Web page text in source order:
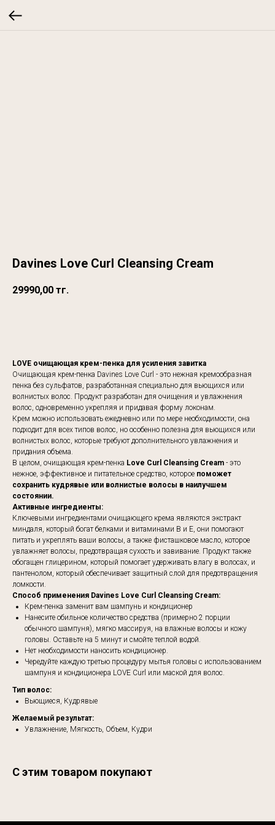
Davines Love Curl Cleansing Cream
29990,00 тг.
LOVE очищающая крем-пенка для усиления завитка
Очищающая крем-пенка Davines Love Curl - это нежная кремообразная
пенка без сульфатов, разработанная специально для вьющихся или
волнистых волос. Продукт разработан для очищения и увлажнения
волос, одновременно укрепляя и придавая форму локонам.
Крем можно использовать ежедневно или по мере необходимости, она
подходит для всех типов волос, но особенно полезна для вьющихся или
волнистых волос, которые требуют дополнительного увлажнения и
придания объема.
В целом, очищающая крем-пенка Love Curl Cleansing Cream - это
нежное, эффективное и питательное средство, которое поможет
сохранить кудрявые или волнистые волосы в наилучшем
состоянии.
Активные ингредиенты:
Ключевыми ингредиентами очищающего крема являются экстракт
миндаля, который богат белками и витаминами B и E, они помогают
питать и укреплять ваши волосы, а также фисташковое масло, которое
увлажняет волосы, предотвращая сухость и завивание. Продукт также
обогащен глицерином, который помогает удерживать влагу в волосах, и
пантенолом, который обеспечивает защитный слой для предотвращения
ломкости.
Способ применения Davines Love Curl Cleansing Cream:
Крем-пенка заменит вам шампунь и кондиционер
Нанесите обильное количество средства (примерно 2 порции
обычного шампуня), мягко массируя, на влажные волосы и кожу
головы. Оставьте на 5 минут и смойте теплой водой.
Нет необходимости наносить кондиционер.
Чередуйте каждую третью процедуру мытья головы с использованием
шампуня и кондиционера LOVE Curl или маской для волос.
Тип волос:
Вьющиеся, Кудрявые
Желаемый результат:
Увлажнение, Мягкость, Объем, Кудри
С этим товаром покупают